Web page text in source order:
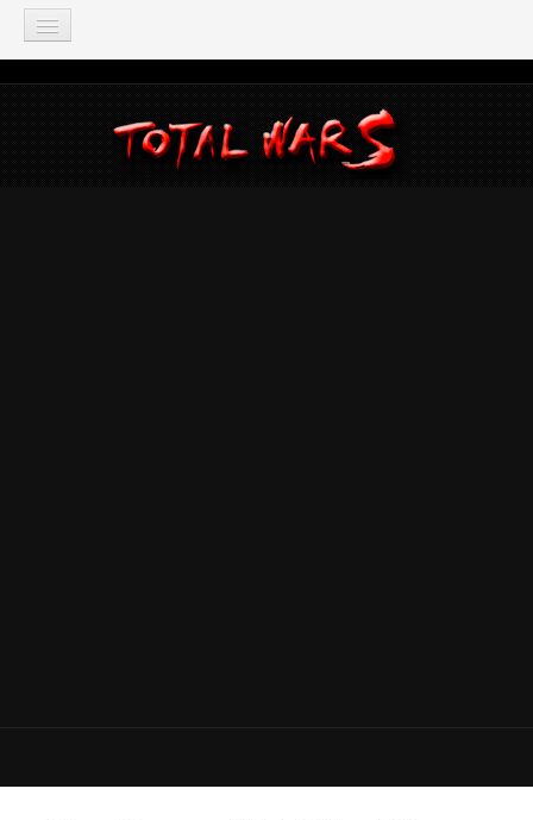
TOTAL WAR
Total War: Three Kingdoms
Total War: Warhammer